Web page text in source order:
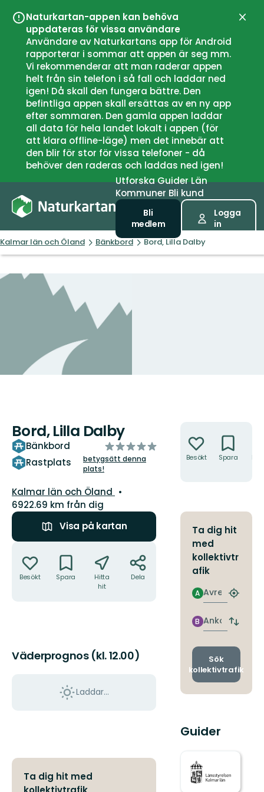
Naturkartan-appen kan behöva
uppdateras för vissa användare
Användare av Naturkartans app för Android
rapporterar i sommar att appen är seg mm.
Vi rekommenderar att man raderar appen
helt från sin telefon i så fall och laddar ned
igen! Då skall den fungera bättre. Den
befintliga appen skall ersättas av en ny app
efter sommaren. Den gamla appen laddar
all data för hela landet lokalt i appen (för
att klara offline-läge) men det innebär att
den blir för stor för vissa telefoner - då
behöver den raderas och laddas ned igen!
UtforskaGuiderLän
Kommuner Bli kund
Bli
medlem
Logga
in
Kalmar län och Öland Bänkbord Bord, Lilla Dalby
Bord, Lilla Dalby
Bänkbord
Rastplats
av
5
stjärnor
betygsätt denna
plats!
Län:
Kalmar län och Öland
6922.69 km från dig
Visa på kartan
Besökt Spara
Hitta
hit
Dela
Väderprognos (kl. 12.00)
Laddar...
Ta dig hit med
Besökt Spara
Ta dig hit
med
kollektivtr
afik
Avresa
A
Hitta
Ankomst
B
Byt
och
Sök
kollektivtrafik
Guider